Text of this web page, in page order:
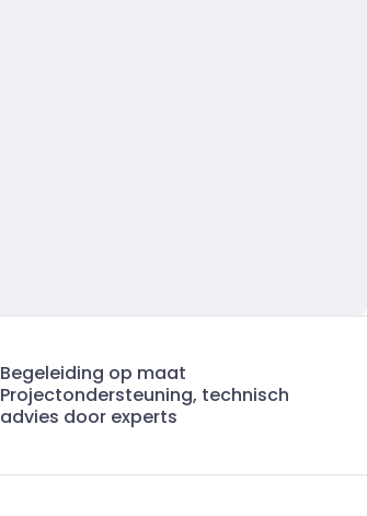
Begeleiding op maat
Projectondersteuning, technisch
advies door experts